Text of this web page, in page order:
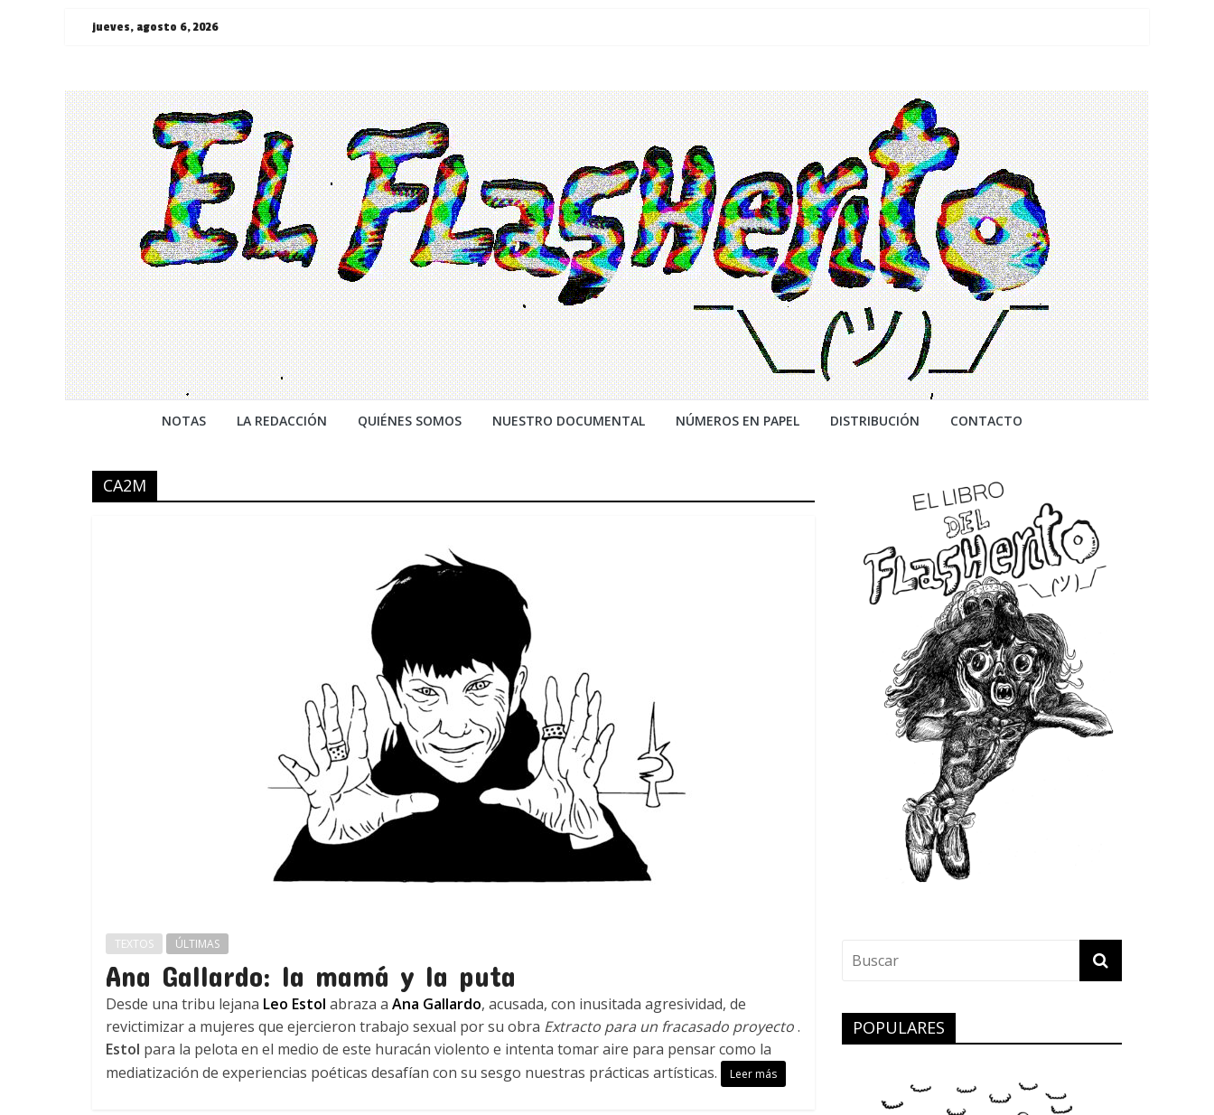
Saltarjueves, agosto 6, 2026
¯\_(ツ)_/
¯
NOTAS LA REDACCIÓN QUIÉNES SOMOS NUESTRO DOCUMENTAL NÚMEROS EN PAPEL DISTRIBUCIÓN CONTACTO
CA2M
TEXTOS ÚLTIMAS
Ana Gallardo: la mamá y la puta
Desde una tribu lejana Leo Estol abraza a Ana Gallardo, acusada, con inusitada agresividad, de
revictimizar a mujeres que ejercieron trabajo sexual por su obra Extracto para un fracasado proyecto.
Estol para la pelota en el medio de este huracán violento e intenta tomar aire para pensar como la
mediatización de experiencias poéticas desafían con su sesgo nuestras prácticas artísticas.
Leer más
POPULARES